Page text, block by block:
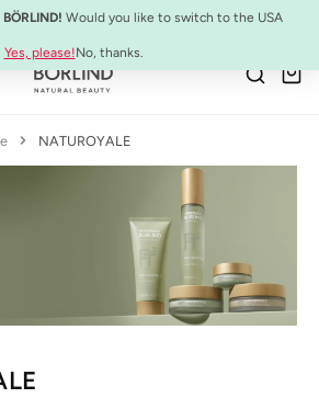
Would you like to switch to the USA
Yes, please!No, thanks.
NATUROYALE